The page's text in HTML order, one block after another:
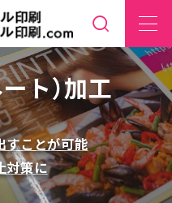
ト）加工
すことが可能
対策に